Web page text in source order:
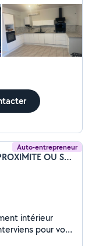
linge, sèche
:canapé.
tout
ou
Auto-entrepreneur
Alex LOCHIS (SERVICES A PROXIMITE OU SAP)
pour vos